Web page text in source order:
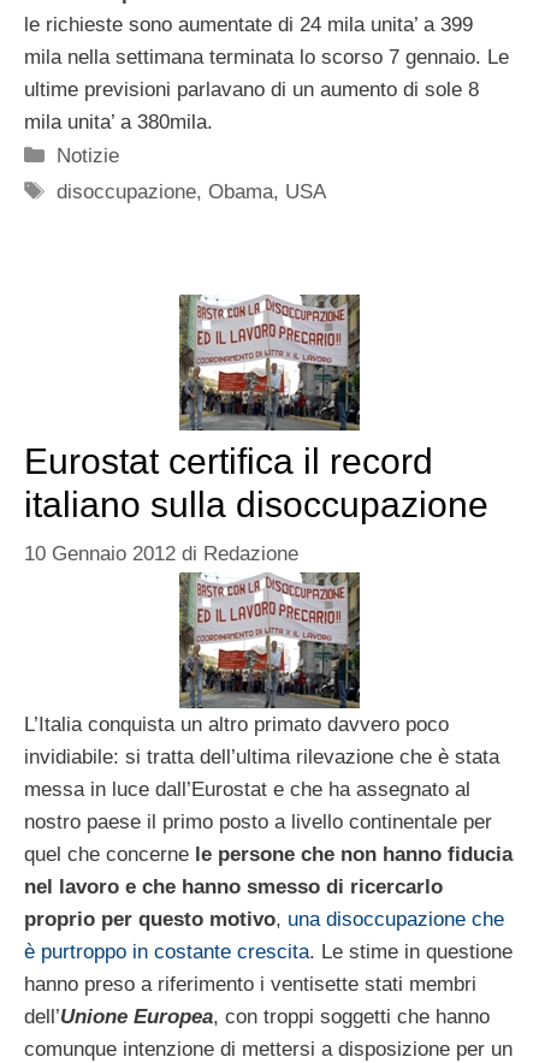
le richieste sono aumentate di 24 mila unita’ a 399
mila nella settimana terminata lo scorso 7 gennaio. Le
ultime previsioni parlavano di un aumento di sole 8
mila unita’ a 380mila.
Categorie
Notizie
Tag
disoccupazione,Obama, USA
Eurostat certifica il record
italiano sulla disoccupazione
10 Gennaio 2012 di Redazione
L’Italia conquista un altro primato davvero poco
invidiabile: si tratta dell’ultima rilevazione che è stata
messa in luce dall’Eurostat e che ha assegnato al
nostro paese il primo posto a livello continentale per
quel che concerne le persone che non hanno fiducia
nel lavoro e che hanno smesso di ricercarlo
proprio per questo motivo, una disoccupazione che
è purtroppo in costante crescita. Le stime in questione
hanno preso a riferimento i ventisette stati membri
dell’Unione Europea, con troppi soggetti che hanno
comunque intenzione di mettersi a disposizione per un